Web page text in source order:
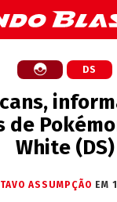
DS
de
White (DS)
ASSUMPÇÃO EM